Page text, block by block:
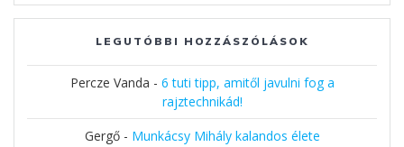
LEGUTÓBBI HOZZÁSZÓLÁSOK
Percze Vanda - 6 tuti tipp, amitől javulni fog a
rajztechnikád!
Gergő- Munkácsy Mihály kalandos élete